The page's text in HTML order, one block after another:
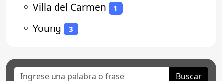
⚬ Villa del Carmen 1
⚬ Young 3
Buscar